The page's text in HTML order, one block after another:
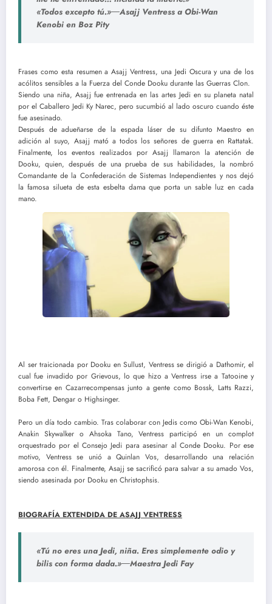
«Todos excepto tú.»―Asajj Ventress a Obi-Wan
Kenobi en Boz Pity
Frases como esta resumen a Asajj Ventress, una Jedi Oscura y una de los
acólitos sensibles a la Fuerza del Conde Dooku durante las Guerras Clon.
Siendo una niña, Asajj fue entrenada en las artes Jedi en su planeta natal
por el Caballero Jedi Ky Narec, pero sucumbió al lado oscuro cuando éste
fue asesinado.
Después de adueñarse de la espada láser de su difunto Maestro en
adición al suyo, Asajj mató a todos los señores de guerra en Rattatak.
Finalmente, los eventos realizados por Asajj llamaron la atención de
Dooku, quien, después de una prueba de sus habilidades, la nombró
Comandante de la Confederación de Sistemas Independientes y nos dejó
la famosa silueta de esta esbelta dama que porta un sable luz en cada
mano.
Al ser traicionada por Dooku en Sullust, Ventress se dirigió a Dathomir, el
cual fue invadido por Grievous, lo que hizo a Ventress irse a Tatooine y
convertirse en Cazarrecompensas junto a gente como Bossk, Latts Razzi,
Boba Fett, Dengar o Highsinger.
Pero un día todo cambio. Tras colaborar con Jedis como Obi-Wan Kenobi,
Anakin Skywalker o Ahsoka Tano, Ventress participó en un complot
orquestrado por el Consejo Jedi para asesinar al Conde Dooku. Por ese
motivo, Ventress se unió a Quinlan Vos, desarrollando una relación
amorosa con él. Finalmente, Asajj se sacrificó para salvar a su amado Vos,
siendo asesinada por Dooku en Christophsis.
BIOGRAFÍA EXTENDIDA DE ASAJJ VENTRESS
«Tú no eres una Jedi, niña. Eres simplemente odio y
bilis con forma dada.»―Maestra Jedi Fay